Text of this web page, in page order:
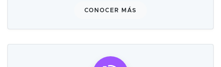
CONOCER MÁS